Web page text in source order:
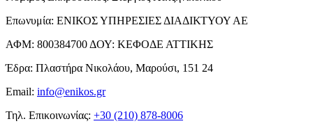
Επωνυμία: ΕΝΙΚΟΣ ΥΠΗΡΕΣΙΕΣ ΔΙΑΔΙΚΤΥΟΥ ΑΕ
ΑΦΜ: 800384700 ΔΟΥ: ΚΕΦΟΔΕ ΑΤΤΙΚΗΣ
Έδρα: Πλαστήρα Νικολάου, Μαρούσι, 151 24
Email: info@enikos.gr
Τηλ. Επικοινωνίας: +30 (210) 878-8006